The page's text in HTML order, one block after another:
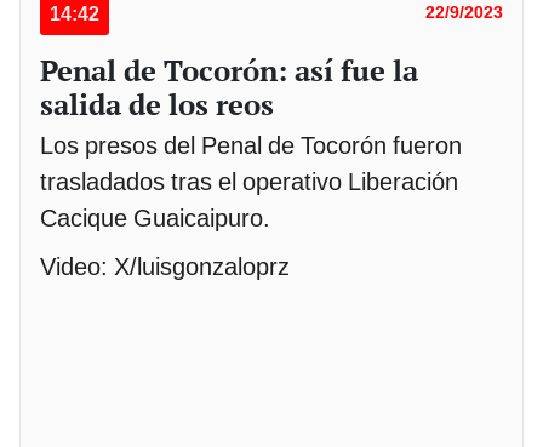
14:42 22/9/2023
Penal de Tocorón: así fue la
salida de los reos
Los presos del Penal de Tocorón fueron
trasladados tras el operativo Liberación
Cacique Guaicaipuro.
Video: X/luisgonzaloprz